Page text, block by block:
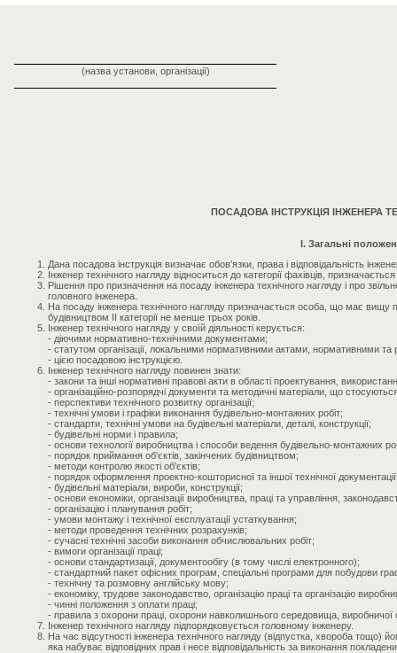
(назва установи, організації)
ПОСАДОВА ІНСТРУКЦІЯ ІНЖЕНЕРА
I. Загальні
Дана посадова інструкція визначає обов'язки, права і відповідальність
Інженер технічного нагляду відноситься до категорії фахівців,
Рішення про призначення на посаду інженера технічного нагляду і про
головного інженера.
На посаду інженера технічного нагляду призначається особа, що має вищу
будівництвом II категорії не менше трьох років.
Інженер технічного нагляду у своїй діяльності керується:
- діючими нормативно-технічними документами;
- статутом організації, локальними нормативними актами, нормативними
- цією посадовою інструкцією.
Інженер технічного нагляду повинен знати:
- закони та інші нормативні правові акти в області проектування,
- організаційно-розпорядчі документи та методичні матеріали, що
- перспективи технічного розвитку організації;
- технічні умови і графіки виконання будівельно-монтажних робіт;
- стандарти, технічні умови на будівельні матеріали, деталі, конструкції;
- будівельні норми і правила;
- основи технології виробництва і способи ведення будівельно-монтажних
- порядок приймання об'єктів, закінчених будівництвом;
- методи контролю якості об'єктів;
- порядок оформлення проектно-кошторисної та іншої технічної
- будівельні матеріали, вироби, конструкції;
- основи економіки, організації виробництва, праці та управління,
- організацію і планування робіт;
- умови монтажу і технічної експлуатації устаткування;
- методи проведення технічних розрахунків;
- сучасні технічні засоби виконання обчислювальних робіт;
- вимоги організації праці;
- основи стандартизації, документообігу (в тому числі електронного);
- стандартний пакет офісних програм, спеціальні програми для побудови
- технічну та розмовну англійську мову;
- економіку, трудове законодавство, організацію праці та організацію
- чинні положення з оплати праці;
- правила з охорони праці, охорони навколишнього середовища, виробничої
Інженер технічного нагляду підпорядковується головному інженеру.
На час відсутності інженера технічного нагляду (відпустка, хвороба
яка набуває відповідних прав і несе відповідальність за виконання